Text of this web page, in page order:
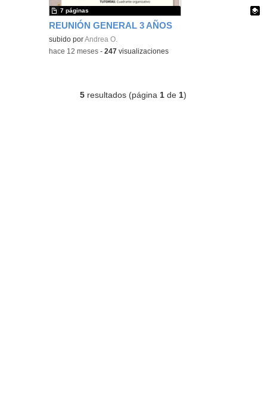
REUNIÓN GENERAL 3 AÑOS
Contenido educativo.
subido porAndrea O.
7 páginas
-hace 12 meses -247 visualizaciones
5 resultados (página 1 de 1)